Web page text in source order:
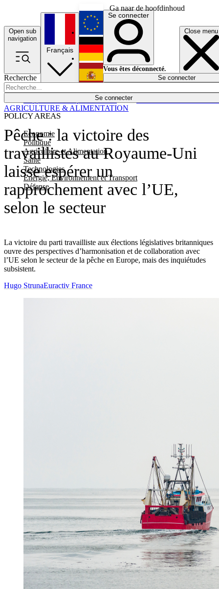
Ga naar de hoofdinhoud
Open sub
navigation
Close menu
Recherche
Se connecter
POLICY AREAS
Economie
Politique
Agriculture et Alimentation
Santé
Technologies
Energie, Environnement et Transport
Défense
Économie
Français
English
Deutsch
Español
Se connecter
Vous êtes déconnecté.
Se connecter
Pêche : la victoire des
travaillistes au Royaume-Uni
laisse espérer un
rapprochement avec l’UE,
selon le secteur
La victoire du parti travailliste aux élections législatives britanniques
ouvre des perspectives d’harmonisation et de collaboration avec
l’UE selon le secteur de la pêche en Europe, mais des inquiétudes
subsistent.
AGRICULTURE & ALIMENTATION
Hugo StrunaEuractiv France